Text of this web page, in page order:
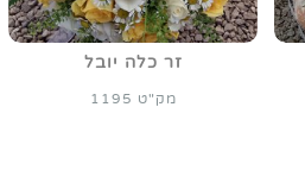
זר כלה יובל
מק"ט 1195